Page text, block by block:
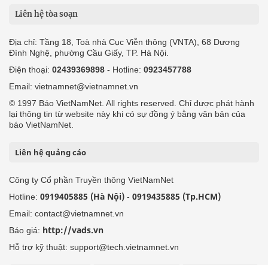
Liên hệ tòa soạn
Địa chỉ: Tầng 18, Toà nhà Cục Viễn thông (VNTA), 68 Dương
Đình Nghệ, phường Cầu Giấy, TP. Hà Nội.
Điện thoại: 02439369898 - Hotline: 0923457788
Email: vietnamnet@vietnamnet.vn
© 1997 Báo VietNamNet. All rights reserved. Chỉ được phát hành
lại thông tin từ website này khi có sự đồng ý bằng văn bản của
báo VietNamNet.
Liên hệ quảng cáo
Công ty Cổ phần Truyền thông VietNamNet
Hotline: 0919405885 (Hà Nội) - 0919435885 (Tp.HCM)
Email: contact@vietnamnet.vn
Báo giá: http://vads.vn
Hỗ trợ kỹ thuật: support@tech.vietnamnet.vn